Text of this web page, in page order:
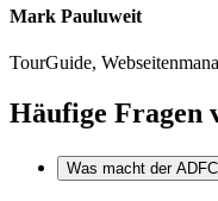
Mark Pauluweit
TourGuide,
Häufige Fragen
Was macht der